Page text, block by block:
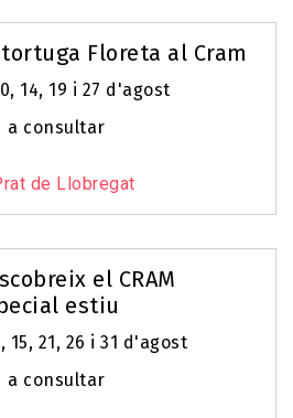
tortuga Floreta al Cram
14, 19 i 27 d'agost
a consultar
de Llobregat
el CRAM
estiu
15, 21, 26 i 31 d'agost
a consultar